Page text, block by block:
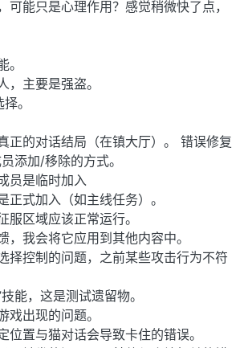
可能只是心理作用？感觉稍微快了点，
，主要是强盗。
。
正的对话结局（在镇大厅）。 错误修复
添加/移除的方式。
员是临时加入
正式加入（如主线任务）。
服区域应该正常运行。
，我会将它应用到其他内容中。
择控制的问题，之前某些攻击行为不符
能，这是测试遗留物。
戏出现的问题。
位置与猫对话会导致卡住的错误。